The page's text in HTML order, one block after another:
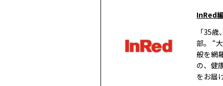
InRed
「35
部。 “
般を網
の、健
をお届